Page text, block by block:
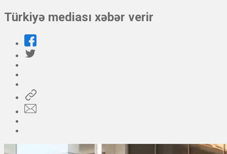
Türkiyə mediası xəbər verir